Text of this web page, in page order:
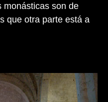
monásticas son de
que otra parte está a